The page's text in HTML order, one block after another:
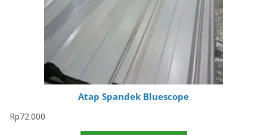
Atap Spandek Bluescope
Rp72.000